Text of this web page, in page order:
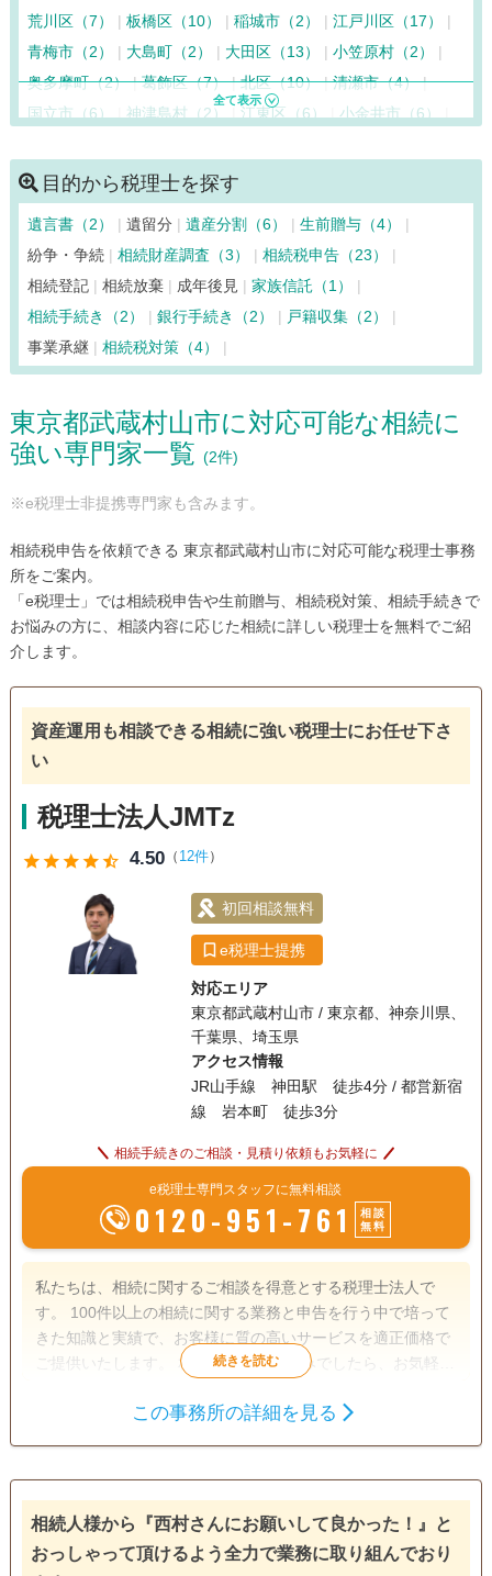
荒川区（7）
板橋区（10） 稲城市（2）
江戸川区（17）
青梅市（2）
大島町（2） 大田区（13）
小笠原村（2）
奥多摩町（2） 葛飾区（7） 北区（10） 清瀬市（4）
国立市（6）
神津島村（2） 江東区（6）
小金井市（6）
渋谷区（12） 新宿区（17）
世田谷区（13） 台東区（6） 立川市（3） 多摩市（3）
中央区（23）
調布市（7） 千代田区（31）
豊島区（15）
利島村（2）
中野区（11） 新島村（2）
西東京市（7）
練馬区（8） 八王子市（5）
八丈島八丈町（2）
羽村市（3）
東久留米市（5）
東村山市（5）
東大和市（6） 日野市（2）
御蔵島村（2） 瑞穂町（2） 三鷹市（8） 港区（18）
三宅島三宅村（2） 武蔵野市（7）
目的から税理士を探す
遺言書（2） 遺留分 遺産分割（6）
生前贈与（4）
紛争・争続
相続財産調査（3）
相続税申告（23）
相続登記
相続放棄 成年後見
家族信託（1）
相続手続き（2）
銀行手続き（2）
戸籍収集（2）
事業承継
相続税対策（4）
東京都武蔵村山市に対応可能な相続に
強い専門家一覧 (2件)
※e税理士非提携専門家も含みます。
相続税申告を依頼できる 東京都武蔵村山市に対応可能な税理士事務
所をご案内。
「e税理士」では相続税申告や生前贈与、相続税対策、相続手続きで
お悩みの方に、相談内容に応じた相続に詳しい税理士を無料でご紹
介します。
資産運用も相談できる相続に強い税理士にお任せ下さ
い
税理士法人JMTz
starstarstarstarstar_half 4.50（ 12件）
初回相談無料
e税理士提携
対応エリア
東京都武蔵村山市 / 東京都、神奈川県、
千葉県、埼玉県
アクセス情報
JR山手線 神田駅 徒歩4分 / 都営新宿
線 岩本町 徒歩3分
相続手続きのご相談・見積り依頼もお気軽に
e税理士専門スタッフに無料相談
0120-951-761
相談
無料
私たちは、相続に関するご相談を得意とする税理士法人で
す。 100件以上の相続に関する業務と申告を行う中で培って
きた知識と実績で、お客様に質の高いサービスを適正価格で
ご提供いたします。 相続のことでお悩みでしたら、お気軽に
遺産分割
銀行手続き 戸籍収集 相続税対策
電話相談可 訪問可 土日相談可 初回相談無料
この事務所の詳細を見る
相続人様から『西村さんにお願いして良かった！』と
おっしゃって頂けるよう全力で業務に取り組んでおり